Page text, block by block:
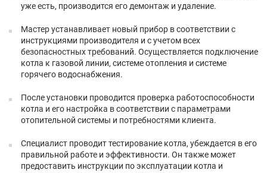
уже есть, производится его демонтаж и удаление.
Мастер устанавливает новый прибор в соответствии с
инструкциями производителя и с учетом всех
безопасностных требований. Осуществляется подключение
котла к газовой линии, системе отопления и системе
горячего водоснабжения.
После установки проводится проверка работоспособности
котла и его настройка в соответствии с параметрами
отопительной системы и потребностями клиента.
Специалист проводит тестирование котла, убеждается в его
правильной работе и эффективности. Он также может
предоставить инструкции по эксплуатации котла и